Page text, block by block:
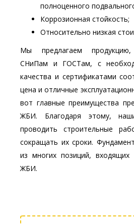
полноценного
Коррозионная стойкость;
Относительно низкая
Мы предлагаем продукцию,
СНиПам и ГОСТам, с
качества и сертификатами
цена и отличные
вот главные преимущества
ЖБИ. Благодаря этому,
проводить строительные
сокращать их сроки.
из многих позиций,
ЖБИ.